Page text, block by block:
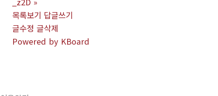
목록보기 답글쓰기
글수정 글삭제
Powered by KBoard